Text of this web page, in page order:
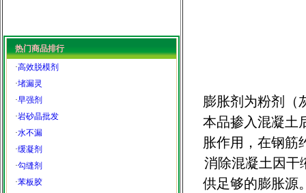
热门商品排行
·高效脱模剂
·堵漏灵
·早强剂
·岩砂晶批发
·水不漏
·缓凝剂
·勾缝剂
·苯板胶
膨胀剂为粉剂（
本品掺入混凝土
胀作用，在钢筋
消除混凝土因干
供足够的膨胀源